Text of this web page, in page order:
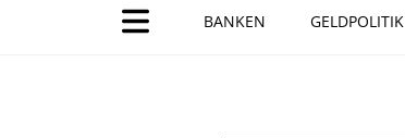
BANKEN GELDPOLITIK